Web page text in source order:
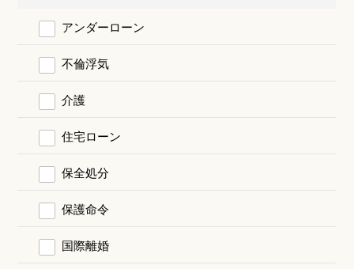
アンダーローン
不倫浮気
介護
住宅ローン
保全処分
保護命令
国際離婚